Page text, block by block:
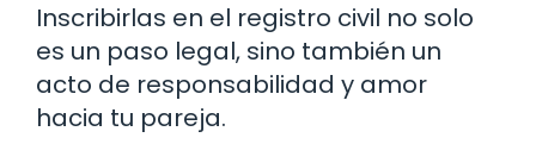
Inscribirlas en el registro civil no solo
es un paso legal, sino también un
acto de responsabilidad y amor
hacia tu pareja.